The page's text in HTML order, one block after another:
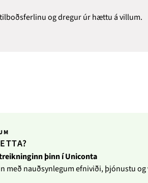
og dregur úr hættu á villum.
þinn í Uniconta
með nauðsynlegum efniviði, þjónustu